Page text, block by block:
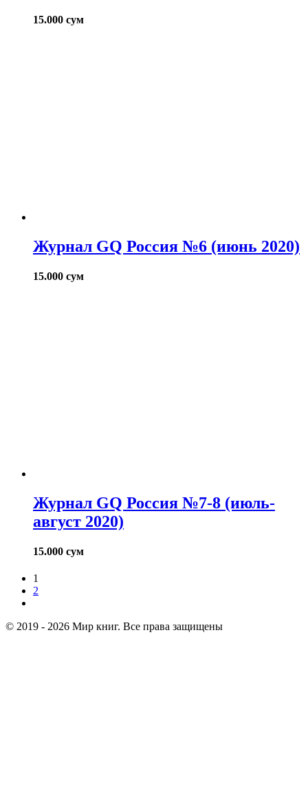
15.000 сум
Журнал GQ Россия №6 (июнь 2020)
15.000 сум
Журнал GQ Россия №7-8 (июль-
август 2020)
15.000 сум
1
2
© 2019 - 2026 Мир книг. Все права защищены